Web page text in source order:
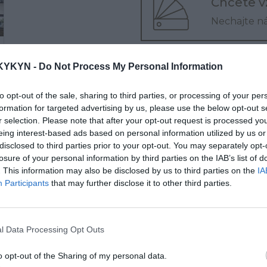
- Do Not Process My Personal Information
opt-out of the sale, sharing to third parties, or processing of your
for targeted advertising by us, please use the below opt-out
selection. Please note that after your opt-out request is processed
interest-based ads based on personal information utilized by us
to third parties prior to your opt-out. You may separately
of your personal information by third parties on the IAB’s list of
This information may also be disclosed by us to third parties on the
Participants that may further disclose it to other third parties.
Data Processing Opt Outs
opt-out of the Sharing of my personal data.
Nechajte
Nakúpte nad
Chcete si vyskúšať
Navštívte našu
Poradíme Vám?
na tel. čísle:0903